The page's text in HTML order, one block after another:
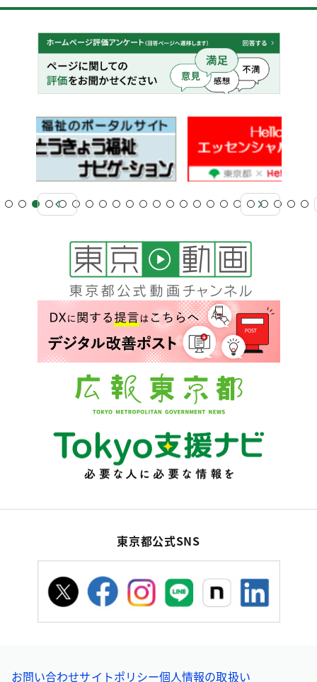
東京都公式SNS
お問い合わせサイトポリシー個人情報の取扱い